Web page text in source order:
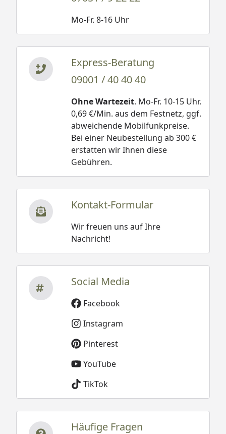
Mo-Fr. 8-16 Uhr
Express-Beratung
09001 / 40 40 40
Ohne Wartezeit. Mo-Fr. 10-15 Uhr.
0,69 €/Min. aus dem Festnetz, ggf.
abweichende Mobilfunkpreise.
Bei einer Neubestellung ab 300 €
erstatten wir Ihnen diese
Gebühren.
Kontakt-Formular
Wir freuen uns auf Ihre
Nachricht!
Social Media
Facebook
Instagram
Pinterest
YouTube
TikTok
Häufige Fragen